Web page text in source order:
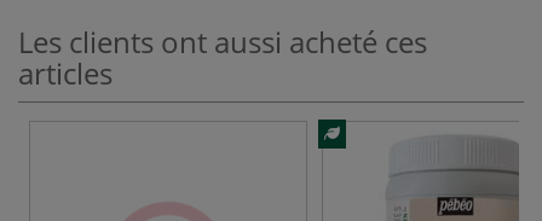
Les clients ont aussi acheté ces
articles